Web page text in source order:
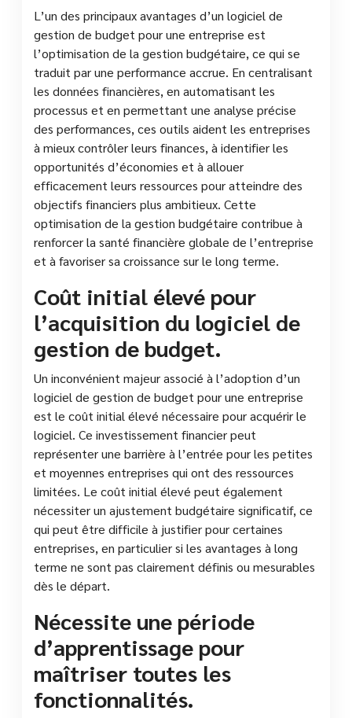
L’un des principaux avantages d’un logiciel de
gestion de budget pour une entreprise est
l’optimisation de la gestion budgétaire, ce qui se
traduit par une performance accrue. En centralisant
les données financières, en automatisant les
processus et en permettant une analyse précise
des performances, ces outils aident les entreprises
à mieux contrôler leurs finances, à identifier les
opportunités d’économies et à allouer
efficacement leurs ressources pour atteindre des
objectifs financiers plus ambitieux. Cette
optimisation de la gestion budgétaire contribue à
renforcer la santé financière globale de l’entreprise
et à favoriser sa croissance sur le long terme.
Coût initial élevé pour
l’acquisition du logiciel de
gestion de budget.
Un inconvénient majeur associé à l’adoption d’un
logiciel de gestion de budget pour une entreprise
est le coût initial élevé nécessaire pour acquérir le
logiciel. Ce investissement financier peut
représenter une barrière à l’entrée pour les petites
et moyennes entreprises qui ont des ressources
limitées. Le coût initial élevé peut également
nécessiter un ajustement budgétaire significatif, ce
qui peut être difficile à justifier pour certaines
entreprises, en particulier si les avantages à long
terme ne sont pas clairement définis ou mesurables
dès le départ.
Nécessite une période
d’apprentissage pour
maîtriser toutes les
fonctionnalités.